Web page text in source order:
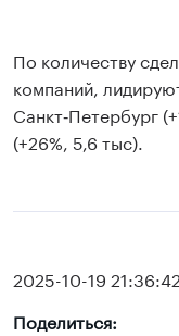
По количеству
компаний,
Санкт‑Петербург
(+26%, 5,6 тыс).
2025-10-19 21:36:42
Поделиться: